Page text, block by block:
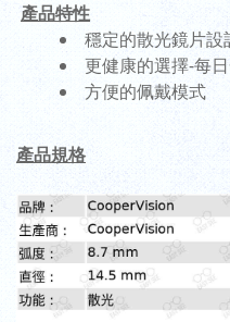
產品特性
穩定的散光鏡片設
更健康的選擇-每
方便的佩戴模式
產品規格